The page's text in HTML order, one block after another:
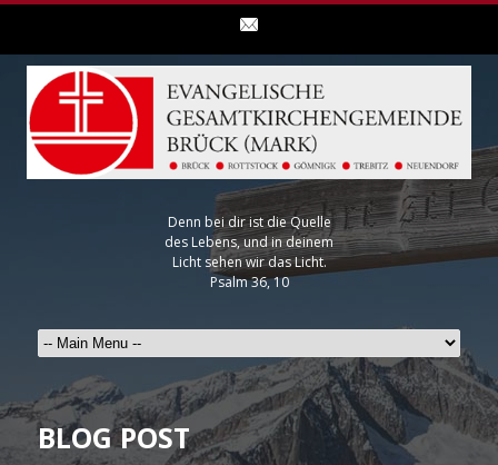
Denn bei dir ist die Quelle
des Lebens, und in deinem
Licht sehen wir das Licht.
Psalm 36, 10
BLOG POST